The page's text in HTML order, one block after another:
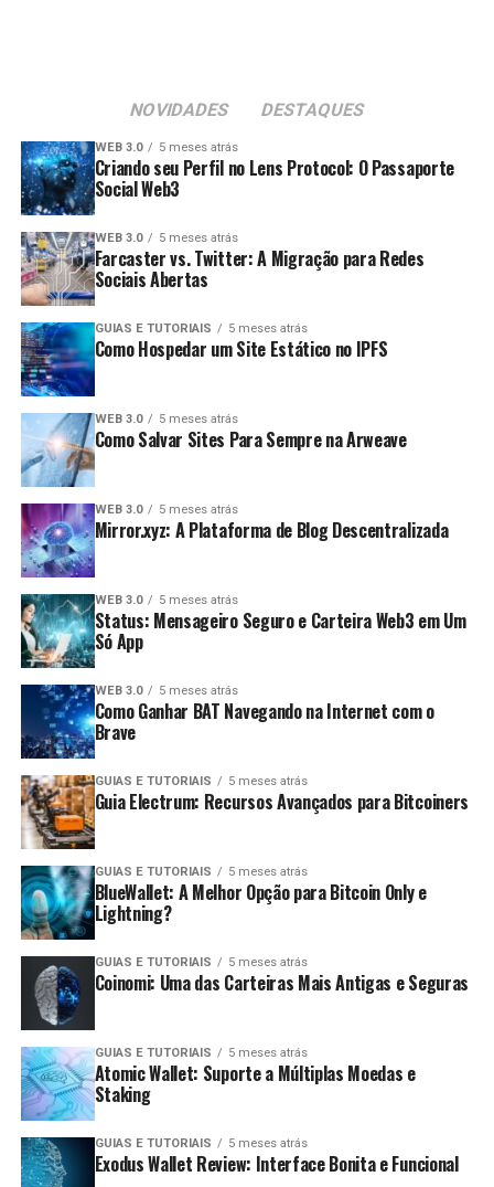
NOVIDADES DESTAQUES
WEB 3.0 5 meses atrás
Criando seu Perfil no Lens Protocol: O Passaporte
Social Web3
WEB 3.0 5 meses atrás
Farcaster vs. Twitter: A Migração para Redes
Sociais Abertas
GUIAS E TUTORIAIS 5 meses atrás
Como Hospedar um Site Estático no IPFS
WEB 3.0 5 meses atrás
Como Salvar Sites Para Sempre na Arweave
WEB 3.0 5 meses atrás
Mirror.xyz: A Plataforma de Blog Descentralizada
WEB 3.0 5 meses atrás
Status: Mensageiro Seguro e Carteira Web3 em Um
Só App
WEB 3.0 5 meses atrás
Como Ganhar BAT Navegando na Internet com o
Brave
GUIAS E TUTORIAIS 5 meses atrás
Guia Electrum: Recursos Avançados para Bitcoiners
GUIAS E TUTORIAIS 5 meses atrás
BlueWallet: A Melhor Opção para Bitcoin Only e
Lightning?
GUIAS E TUTORIAIS 5 meses atrás
Coinomi: Uma das Carteiras Mais Antigas e Seguras
GUIAS E TUTORIAIS 5 meses atrás
Atomic Wallet: Suporte a Múltiplas Moedas e
Staking
GUIAS E TUTORIAIS 5 meses atrás
Exodus Wallet Review: Interface Bonita e Funcional